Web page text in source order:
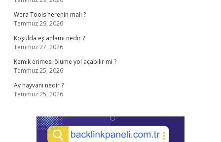
Wera Tools nerenin malı ?
Temmuz 29, 2026
Koşulda eş anlamı nedir ?
Temmuz 27, 2026
Kemik erimesi ölüme yol açabilir mi ?
Temmuz 25, 2026
Av hayvanı nedir ?
Temmuz 25, 2026